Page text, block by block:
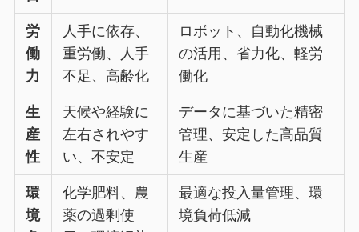
労
働
力
人手に依存、
重労働、人手
不足、高齢化
ロボット、自動化機械
の活用、省力化、軽労
働化
生
産
性
天候や経験に
左右されやす
い、不安定
データに基づいた精密
管理、安定した高品質
生産
環
境
化学肥料、農
薬の過剰使
最適な投入量管理、環
境負荷低減